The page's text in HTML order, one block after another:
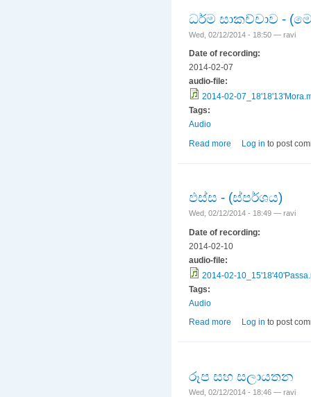
ධර්ම සාකච්චාව -
Wed, 02/12/2014 - 18:50 — ravi
Date of recording:
2014-02-07
audio-file:
2014-02-
Tags:
Audio
Read more about ධර්ම
Log in to post
ඵස්ස - (ස්පර්ශය)
Wed, 02/12/2014 - 18:49 — ravi
Date of recording:
2014-02-10
audio-file:
2014-02-
Tags:
Audio
Read more about ඵස්ස -
Log in to post
රූප සහ සලායතන
Wed, 02/12/2014 - 18:46 — ravi